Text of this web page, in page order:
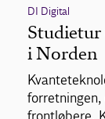
DI Digital
i Norden